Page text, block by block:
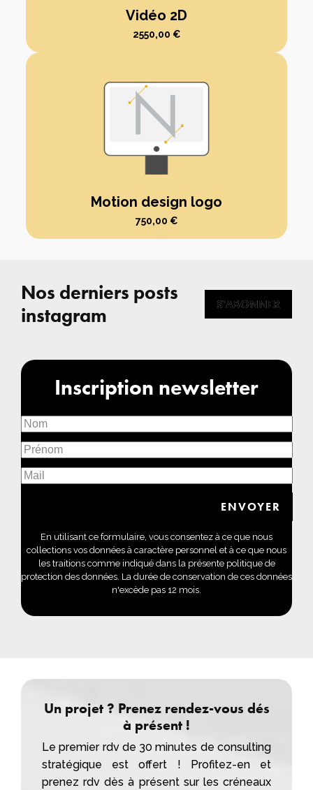
Vidéo 2D
2550,00 €
Motion design logo
750,00 €
Nos derniers posts
instagram
S'ABONNER
S'ABONNER
Inscription newsletter
En utilisant ce formulaire, vous consentez à ce que nous
collections vos données à caractère personnel et à ce que nous
les traitions comme indiqué dans la présente politique de
protection des données. La durée de conservation de ces données
n'excède pas 12 mois.
Un projet ? Prenez rendez-vous dés
à présent !
Le premier rdv de 30 minutes de consulting
stratégique est offert ! Profitez-en et
prenez rdv dès à présent sur les créneaux